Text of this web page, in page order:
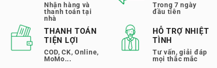
Nhận hàng và
thanh toán tại
nhà
Trong 7 ngày
đầu tiên
THANH TOÁN
TIỆN LỢI
COD, CK, Online,
MoMo...
HỖ TRỢ NHIỆT
TÌNH
Tư vấn, giải đáp
mọi thắc mắc